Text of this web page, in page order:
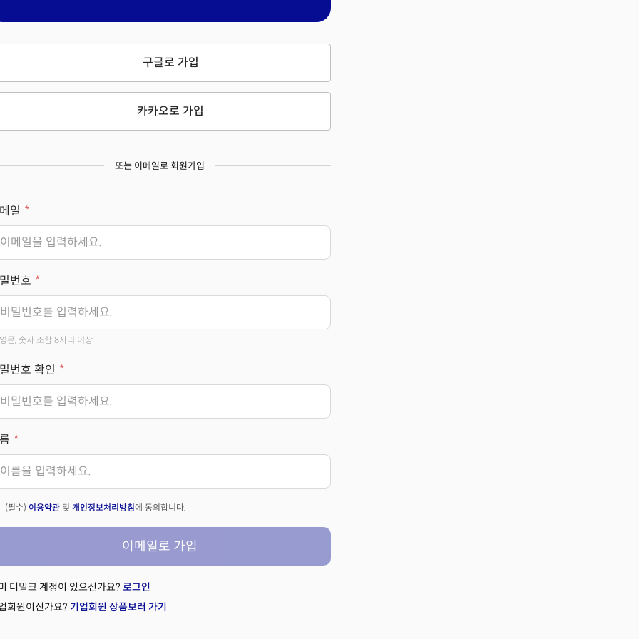
구글로 가입
카카오로 가입
또는 이메일로 회원가입
일
번호
영문, 숫자 조합 8자리 이상
번호 확인
(필수) 이용약관 및 개인정보처리방침에 동의합니다.
이메일로 가입
더밀크 계정이 있으신가요? 로그인
회원이신가요? 기업회원 상품보러 가기